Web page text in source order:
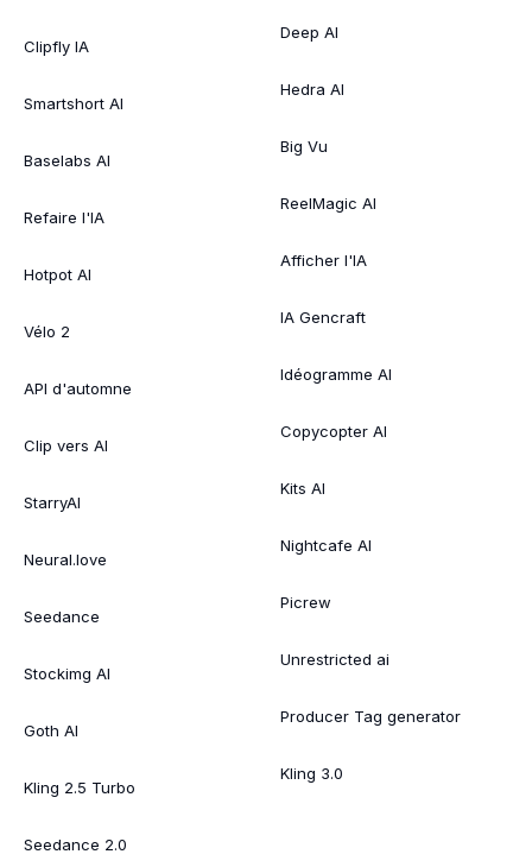
Clipfly IA
Smartshort AI
Baselabs AI
Refaire l'IA
Hotpot AI
Vélo 2
API d'automne
Clip vers AI
StarryAI
Neural.love
Seedance
Stockimg AI
Goth AI
Kling 2.5 Turbo
Seedance 2.0
Deep AI
Hedra AI
Big Vu
ReelMagic AI
Afficher l'IA
IA Gencraft
Idéogramme AI
Copycopter AI
Kits AI
Nightcafe AI
Picrew
Unrestricted ai
Producer Tag generator
Kling 3.0